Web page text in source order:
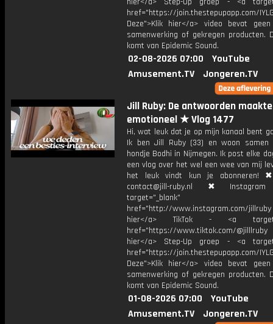
href="https://join.thestepupapp.com/
Deze">Klik hier</a> video bevat
samenwerking of gekregen producten.
komt van Epidemic Sound.
02-08-2026 07:00
YouTube
Amusement.TV
Jongeren.TV
Jill Ruby: De antwoorden
emotioneel ★ Vlog 1477
Hi, wat leuk dat je op mijn kanaal bent
Ik ben Jill Ruby (33) en woon
hondje Bodhi in Nijmegen. Ik post elke
een vlog over het wel een wee van mij
het leuk vindt kun je abonneren!
contact@jill-ruby.nl ✖
target="_blank"
href="http://www.instagram.com/
hier</a> TikTok - <a
href="https://www.tiktok.com/
hier</a> Step-Up groep - <a
href="https://join.thestepupapp.com/
Deze">Klik hier</a> video bevat
samenwerking of gekregen producten.
komt van Epidemic Sound.
01-08-2026 07:00
YouTube
Amusement.TV
Jongeren.TV